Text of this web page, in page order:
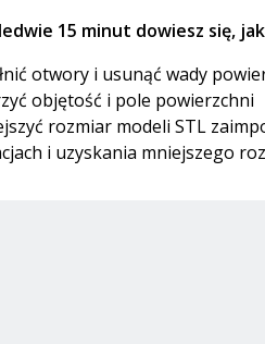
15 minut dowiesz się,
otwory i usunąć wady
objętość i pole powierzchni
rozmiar modeli STL
i uzyskania mniejszego